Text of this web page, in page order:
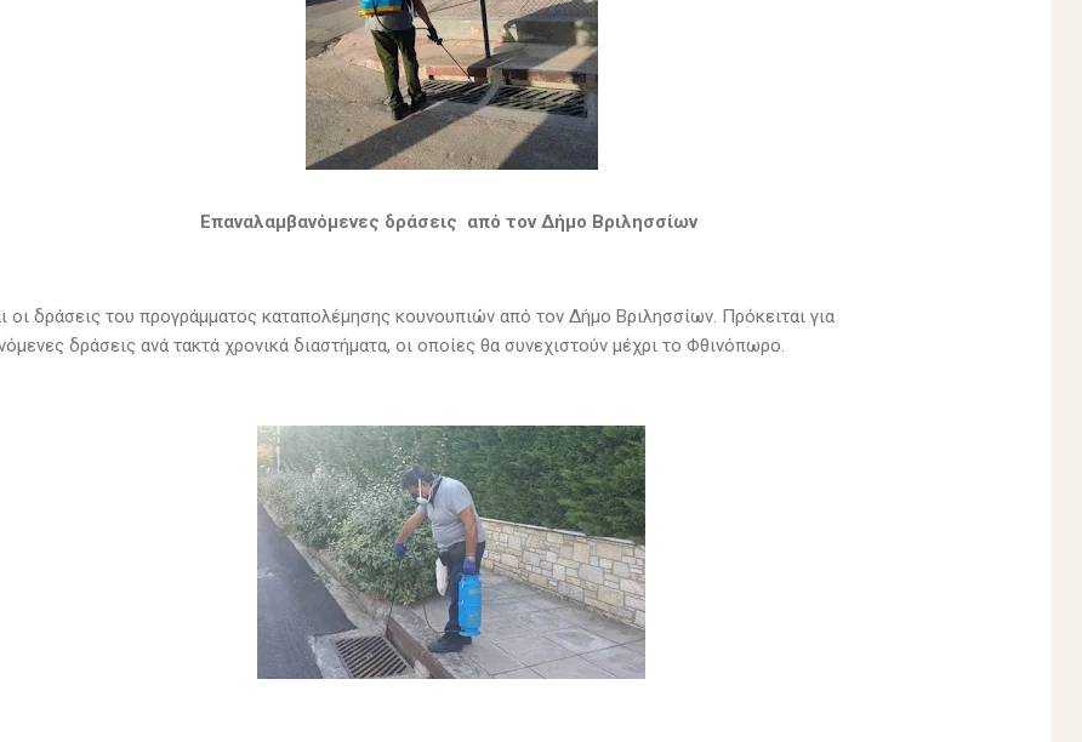
Επαναλαμβανόμενες δράσεις από τον Δήμο Βριλησσίων
οι δράσεις του προγράμματος καταπολέμησης κουνουπιών από τον Δήμο Βριλησσίων. Πρόκειται για
δράσεις ανά τακτά χρονικά διαστήματα, οι οποίες θα συνεχιστούν μέχρι το Φθινόπωρο.